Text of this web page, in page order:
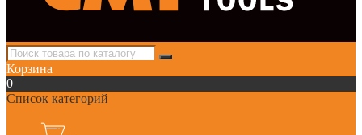
Корзина
0
Список категорий